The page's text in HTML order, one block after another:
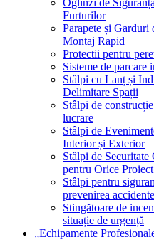
Oglinzi de
Furturilor
Parapete și Garduri
Montaj Rapid
Protectii pentru
Sisteme de parcare
Stâlpi cu Lanț și
Delimitare Spații
Stâlpi de
lucrare
Stâlpi de
Interior și Exterior
Stâlpi de
pentru Orice Proiect
Stâlpi pentru
prevenirea
Stingătoare de
situație de urgență
„Echipamente